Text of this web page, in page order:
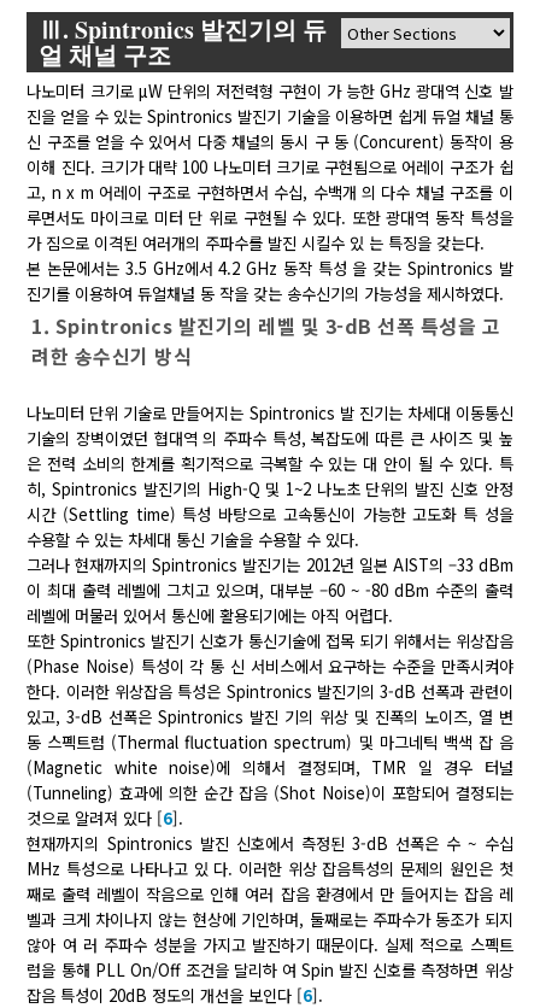
Ⅲ. Spintronics 발진기의 듀
얼 채널 구조
나노미터 크기로 μW 단위의 저전력형 구현이 가 능한 GHz 광대역 신호 발
진을 얻을 수 있는 Spintronics 발진기 기술을 이용하면 쉽게 듀얼 채널 통
신 구조를 얻을 수 있어서 다중 채널의 동시 구 동 (Concurent) 동작이 용
이해 진다. 크기가 대략 100 나노미터 크기로 구현됨으로 어레이 구조가 쉽
고, n x m 어레이 구조로 구현하면서 수십, 수백개 의 다수 채널 구조를 이
루면서도 마이크로 미터 단 위로 구현될 수 있다. 또한 광대역 동작 특성을
가 짐으로 이격된 여러개의 주파수를 발진 시킬수 있 는 특징을 갖는다.
본 논문에서는 3.5 GHz에서 4.2 GHz 동작 특성 을 갖는 Spintronics 발
진기를 이용하여 듀얼채널 동 작을 갖는 송수신기의 가능성을 제시하였다.
1. Spintronics 발진기의 레벨 및 3-dB 선폭 특성을 고
려한 송수신기 방식
나노미터 단위 기술로 만들어지는 Spintronics 발 진기는 차세대 이동통신
기술의 장벽이였던 협대역 의 주파수 특성, 복잡도에 따른 큰 사이즈 및 높
은 전력 소비의 한계를 획기적으로 극복할 수 있는 대 안이 될 수 있다. 특
히, Spintronics 발진기의 High-Q 및 1~2 나노초 단위의 발진 신호 안정
시간 (Settling time) 특성 바탕으로 고속통신이 가능한 고도화 특 성을
수용할 수 있는 차세대 통신 기술을 수용할 수 있다.
그러나 현재까지의 Spintronics 발진기는 2012년 일본 AIST의 –33 dBm
이 최대 출력 레벨에 그치고 있으며, 대부분 –60 ~ -80 dBm 수준의 출력
레벨에 머물러 있어서 통신에 활용되기에는 아직 어렵다.
또한 Spintronics 발진기 신호가 통신기술에 접목 되기 위해서는 위상잡음
(Phase Noise) 특성이 각 통 신 서비스에서 요구하는 수준을 만족시켜야
한다. 이러한 위상잡음 특성은 Spintronics 발진기의 3-dB 선폭과 관련이
있고, 3-dB 선폭은 Spintronics 발진 기의 위상 및 진폭의 노이즈, 열 변
동 스펙트럼 (Thermal fluctuation spectrum) 및 마그네틱 백색 잡 음
(Magnetic white noise)에 의해서 결정되며, TMR 일 경우 터널
(Tunneling) 효과에 의한 순간 잡음 (Shot Noise)이 포함되어 결정되는
것으로 알려져 있다 [6].
현재까지의 Spintronics 발진 신호에서 측정된 3-dB 선폭은 수 ~ 수십
MHz 특성으로 나타나고 있 다. 이러한 위상 잡음특성의 문제의 원인은 첫
째로 출력 레벨이 작음으로 인해 여러 잡음 환경에서 만 들어지는 잡음 레
벨과 크게 차이나지 않는 현상에 기인하며, 둘째로는 주파수가 동조가 되지
않아 여 러 주파수 성분을 가지고 발진하기 때문이다. 실제 적으로 스펙트
럼을 통해 PLL On/Off 조건을 달리하 여 Spin 발진 신호를 측정하면 위상
잡음 특성이 20dB 정도의 개선을 보인다 [6].